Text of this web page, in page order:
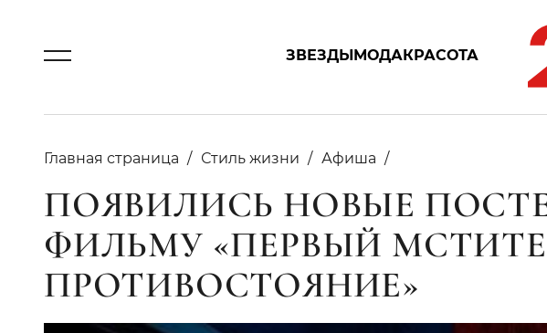
ЗВЕЗДЫМОДАКРАСОТА
Главная страница Стиль жизни Афиша
ПОЯВИЛИСЬ НОВЫЕ
ФИЛЬМУ «ПЕРВЫЙ
ПРОТИВОСТОЯНИЕ»